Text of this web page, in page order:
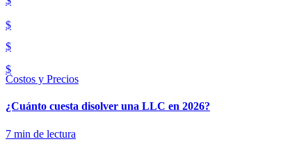
$
$
$
Costos y Precios
¿Cuánto cuesta disolver una LLC en 2026?
7 min de lectura